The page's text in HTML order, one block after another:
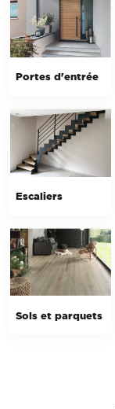
Portes d'entrée
Escaliers
Sols et parquets